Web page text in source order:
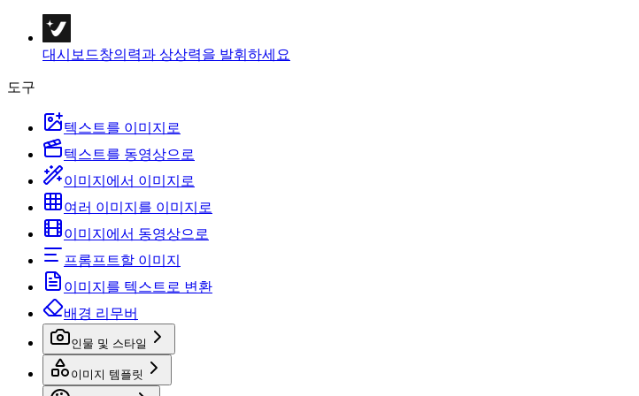
대시보드창의력과 상상력을 발휘하세요
도구
텍스트를 이미지로
텍스트를 동영상으로
이미지에서 이미지로
여러 이미지를 이미지로
이미지에서 동영상으로
프롬프트할 이미지
이미지를 텍스트로 변환
배경 리무버
인물 및 스타일
이미지 템플릿